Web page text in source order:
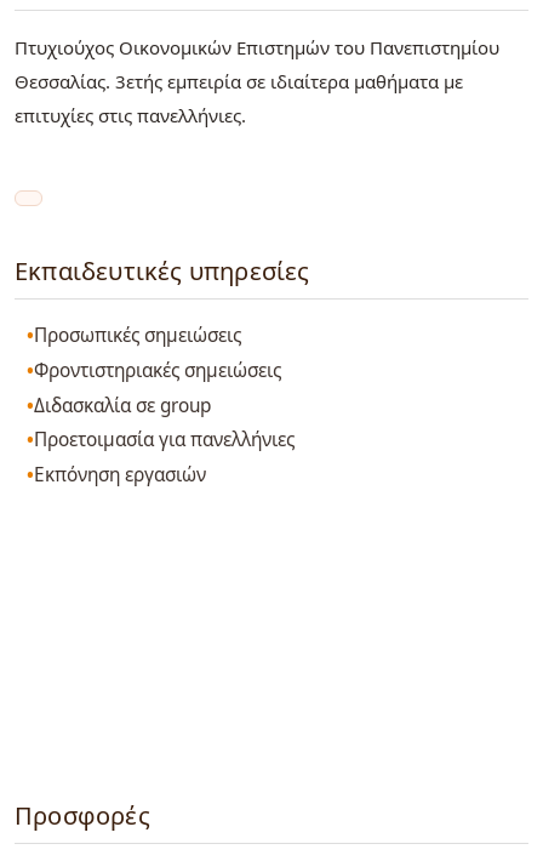
Πτυχιούχος Οικονομικών Επιστημών του Πανεπιστημίου
Θεσσαλίας. 3ετής εμπειρία σε ιδιαίτερα μαθήματα με
επιτυχίες στις πανελλήνιες.
Εκπαιδευτικές υπηρεσίες
Προσωπικές σημειώσεις
Φροντιστηριακές σημειώσεις
Διδασκαλία σε group
Προετοιμασία για πανελλήνιες
Εκπόνηση εργασιών
Προσφορές